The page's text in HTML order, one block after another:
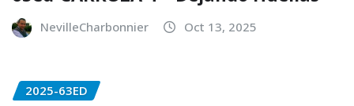
NevilleCharbonnier Oct 13, 2025
2025-63ED